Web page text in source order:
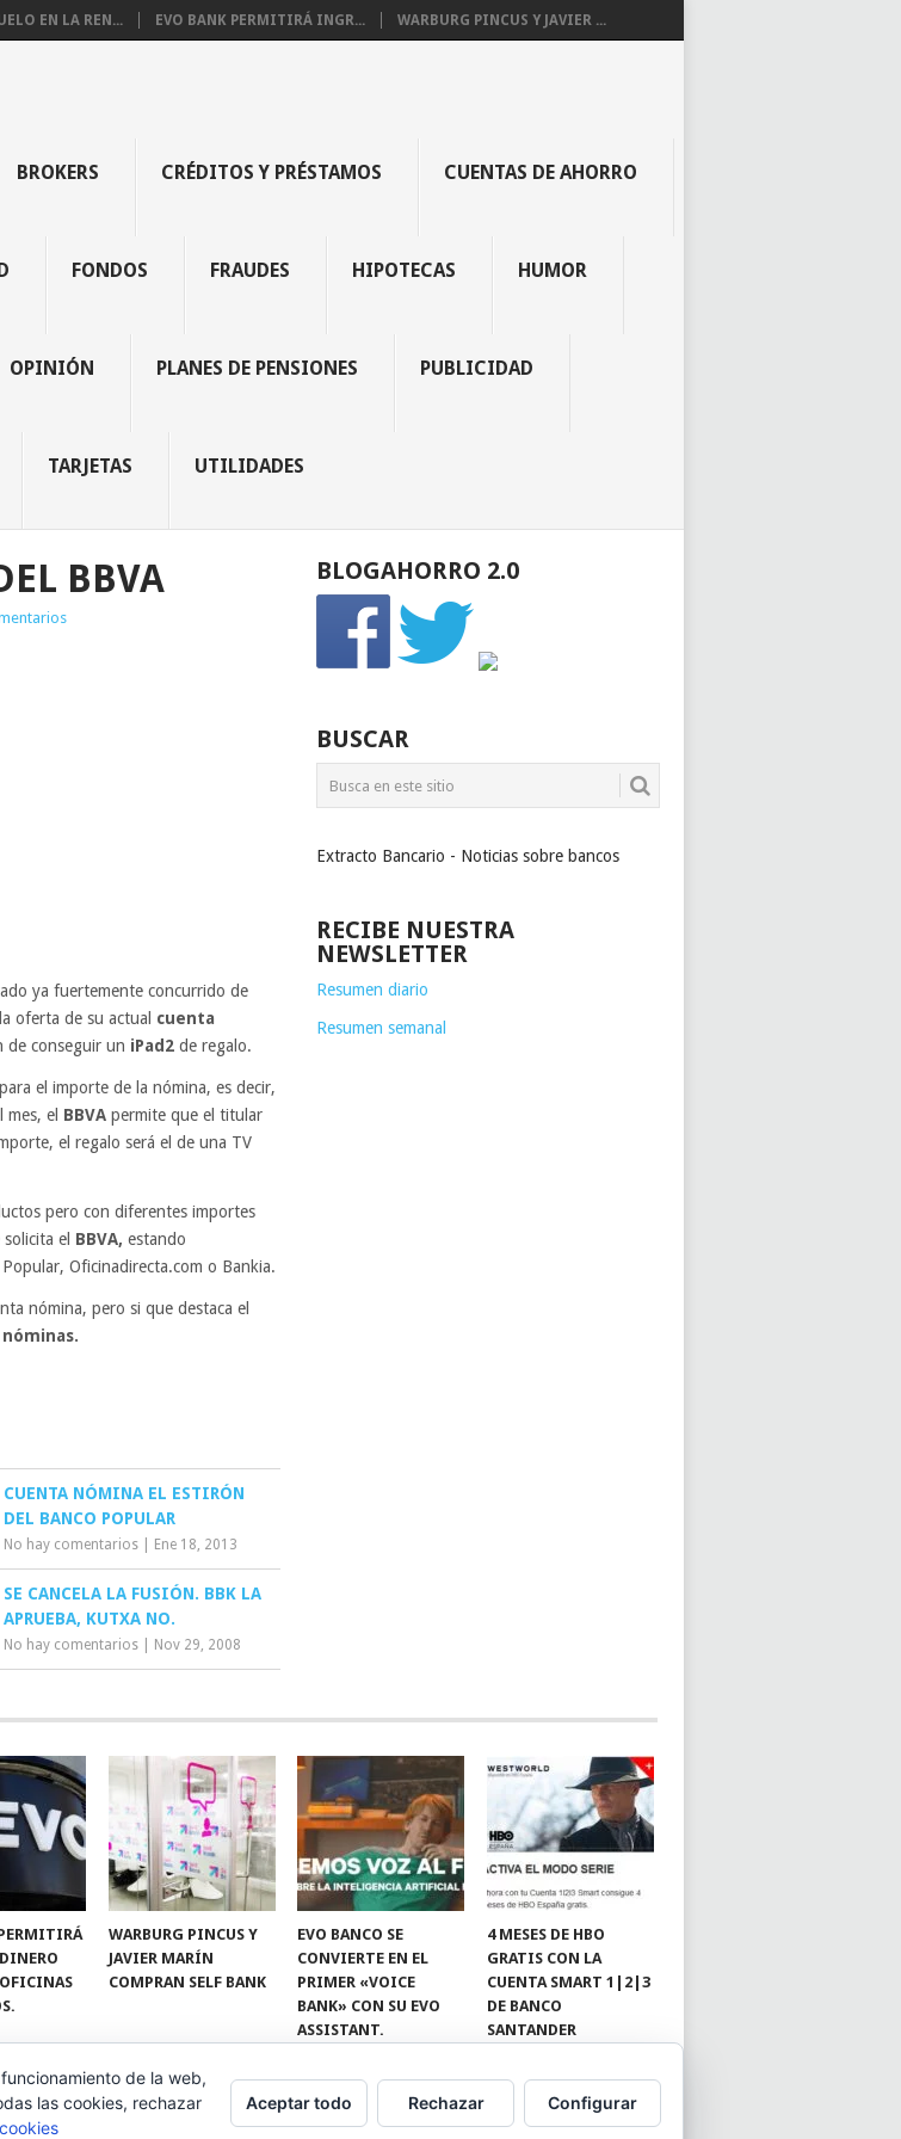
EN LA REN... EVO BANK PERMITIRÁ INGR... WARBURG PINCUS Y JAVIER ...
BROKERS CRÉDITOS Y PRÉSTAMOS CUENTAS DE AHORRO
FONDOS FRAUDES HIPOTECAS HUMOR
OPINIÓN PLANES DE PENSIONES PUBLICIDAD
TARJETAS UTILIDADES
BBVA
ya fuertemente concurrido de
oferta de su actual cuenta
de conseguir un iPad2 de regalo.
el importe de la nómina, es decir,
el BBVA permite que el titular
el regalo será el de una TV
pero con diferentes importes
el BBVA, estando
Oficinadirecta.com o Bankia.
nómina, pero si que destaca el
nóminas.
CUENTA NÓMINA EL ESTIRÓN
DEL BANCO POPULAR
No hay comentarios Ene 18, 2013
SE CANCELA LA FUSIÓN. BBK LA
APRUEBA, KUTXA NO.
No hay comentarios Nov 29, 2008
BLOGAHORRO 2.0
BUSCAR
Extracto Bancario - Noticias sobre bancos
RECIBE NUESTRA
NEWSLETTER
Resumen diario
Resumen semanal
OFICINAS
WARBURG PINCUS Y
JAVIER MARÍN
COMPRAN SELF BANK
EVO BANCO SE
CONVIERTE EN EL
PRIMER «VOICE
BANK» CON SU EVO
ASSISTANT.
4 MESES DE HBO
GRATIS CON LA
CUENTA SMART 1|2|3
DE BANCO
SANTANDER
de la web,
las cookies, rechazar
Aceptar todo Rechazar Configurar